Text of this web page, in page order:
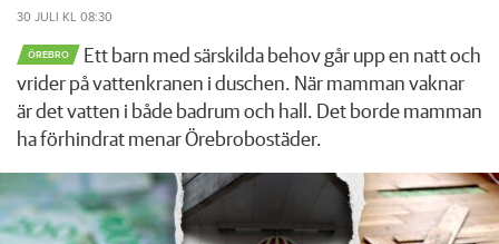
30 JULI KL 08:30
ÖREBRO
Ett barn med särskilda behov går upp en natt och
vrider på vattenkranen i duschen. När mamman vaknar
är det vatten i både badrum och hall. Det borde mamman
ha förhindrat menar Örebrobostäder.